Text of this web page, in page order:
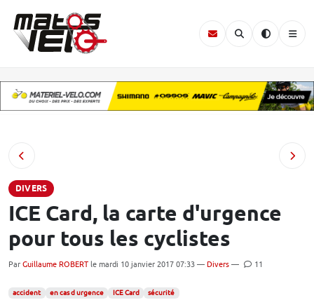
DIVERS
ICE Card, la carte d'urgence
pour tous les cyclistes
Par Guillaume ROBERT le mardi 10 janvier 2017 07:33 — Divers — 11
accident en cas d urgence ICE Card sécurité